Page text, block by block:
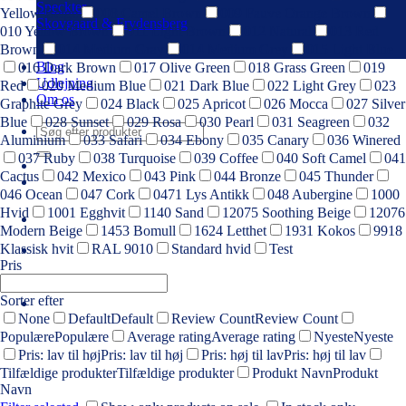
Speckter
Skovgaard & Frydensberg
Blog
Udlejning
Om os
Søg
efter:
Yellow Beige
010 Yellow Brown
011 Light Brown
Brown
016 Dark Brown
017 Olive Green 018 Grass Green
019
Red
020 Medium Blue 021 Dark Blue 022 Light Grey
023
Graphite Grey
024 Black 025 Apricot 026 Mocca
027 Silver
Blue
028 Sunset 029 Rosa 030 Pearl 031 Seagreen
032
Aluminium
033 Safari 034 Ebony 035 Canary
036 Winered
037 Ruby
038 Turquoise 039 Coffee 040 Soft Camel
041
Cactus
042 Mexico 043 Pink 044 Bronze
045 Thunder
046 Ocean
047 Cork 0471 Lys Antikk 048 Aubergine
1000
Hvid
1001 Egghvit 1140 Sand 12075 Soothing Beige
12076
Modern Beige
1453 Bomull 1624 Letthet 1931 Kokos
9918
Klassisk hvit
RAL 9010 Standard hvid
Test
Pris
Sorter efter
None
DefaultDefault Review CountReview Count
PopulærePopulære Average ratingAverage rating NyesteNyeste
Pris: lav til højPris: lav til høj Pris: høj til lavPris: høj til lav
Tilfældige produkterTilfældige produkter Produkt NavnProdukt
Navn